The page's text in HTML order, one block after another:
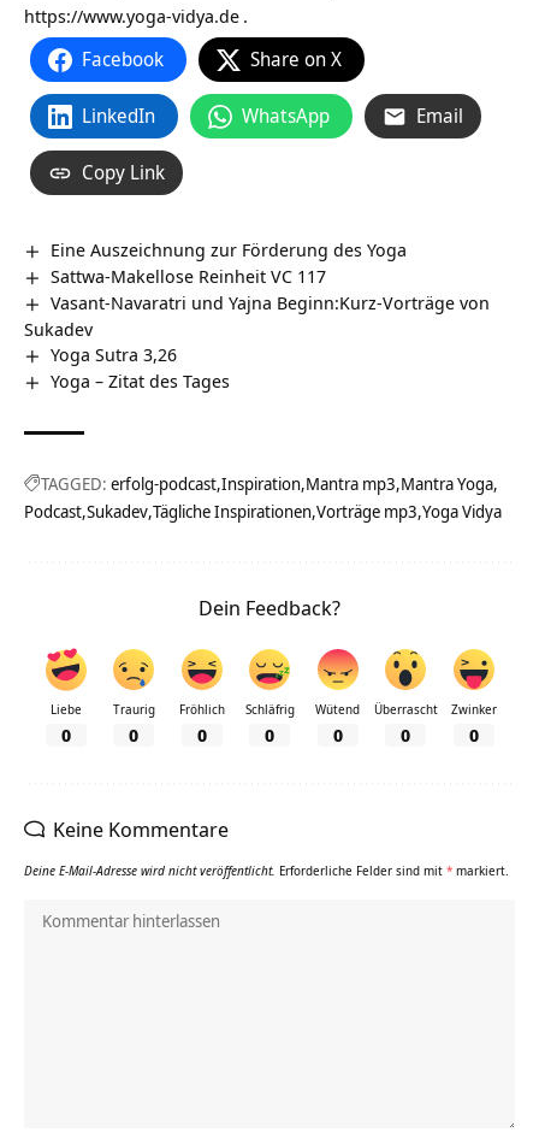
https://www.yoga-vidya.de .
Facebook Share on X
LinkedIn WhatsApp Email
Copy Link
Eine Auszeichnung zur Förderung des Yoga
Sattwa-Makellose Reinheit VC 117
Vasant-Navaratri und Yajna Beginn:Kurz-Vorträge von
Sukadev
Yoga Sutra 3,26
Yoga – Zitat des Tages
TAGGED: erfolg-podcast Inspiration Mantra mp3 Mantra Yoga
Podcast Sukadev Tägliche Inspirationen Vorträge mp3 Yoga Vidya
Dein Feedback?
Liebe
0
Traurig
0
Fröhlich
0
Schläfrig
0
Wütend
0
Überrascht
0
Zwinker
0
Keine Kommentare
Deine E-Mail-Adresse wird nicht veröffentlicht. Erforderliche Felder sind mit * markiert.